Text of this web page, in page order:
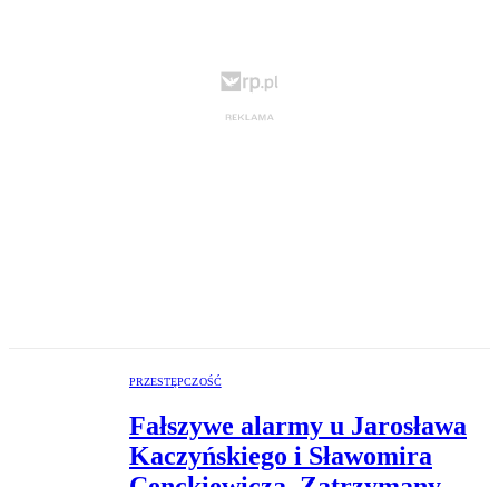
PRZESTĘPCZOŚĆ
Fałszywe alarmy u Jarosława
Kaczyńskiego i Sławomira